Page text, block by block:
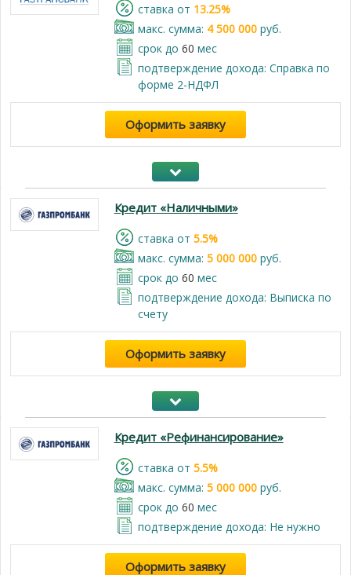
cтавка от 13.25%
макс. сумма: 4 500 000руб.
срок до 60 мес
подтверждение дохода: Справка по
форме 2-НДФЛ
Оформить заявку
Кредит «Наличными»
cтавка от 5.5%
макс. сумма: 5 000 000руб.
срок до 60 мес
подтверждение дохода: Выписка по
счету
Оформить заявку
Кредит «Рефинансирование»
cтавка от 5.5%
макс. сумма: 5 000 000руб.
срок до 60 мес
подтверждение дохода: Не нужно
Оформить заявку